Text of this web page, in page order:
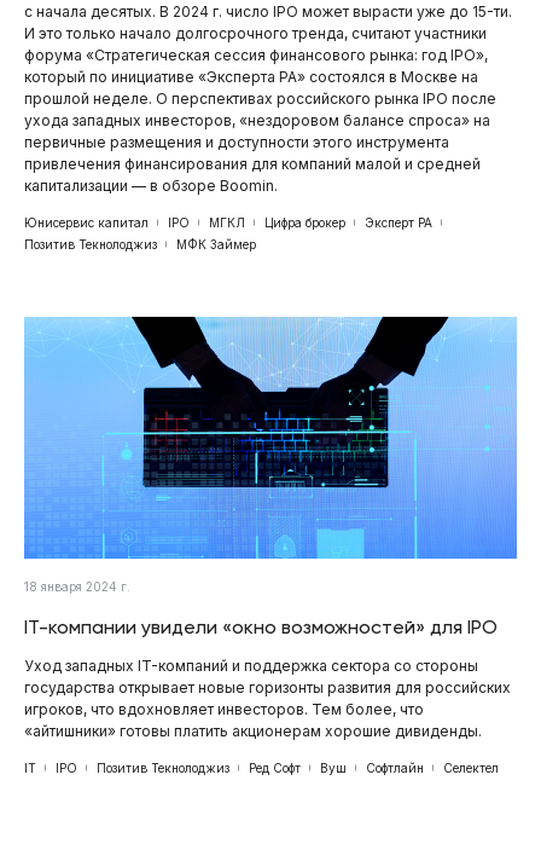
с начала десятых. В 2024 г. число IPO может вырасти уже до 15-ти.
И это только начало долгосрочного тренда, считают участники
форума «Стратегическая сессия финансового рынка: год IPO»,
который по инициативе «Эксперта РА» состоялся в Москве на
прошлой неделе. О перспективах российского рынка IPO после
ухода западных инвесторов, «нездоровом балансе спроса» на
первичные размещения и доступности этого инструмента
привлечения финансирования для компаний малой и средней
капитализации — в обзоре Boomin.
Юнисервис капитал IPO МГКЛ Цифра брокер
Эксперт РА
Позитив Текнолоджиз
МФК Займер
18 января 2024 г.
IT-компании увидели «окно возможностей» для IPO
Уход западных IT-компаний и поддержка сектора со стороны
государства открывает новые горизонты развития для российских
игроков, что вдохновляет инвесторов. Тем более, что
«айтишники» готовы платить акционерам хорошие дивиденды.
IT IPO Позитив Текнолоджиз Ред Софт Вуш Софтлайн Селектел